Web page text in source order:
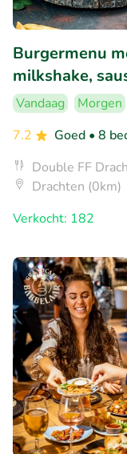
Burgermenu
milkshake,
Vandaag Morgen
7.2
Goed • 8
Double FF
Drachten (0km)
Verkocht: 182